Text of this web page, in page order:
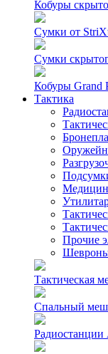
Кобуры
Сумки от
Сумки
Кобуры Grand
Тактика
Прочие
Тактическая
Спальный
Радиостанции